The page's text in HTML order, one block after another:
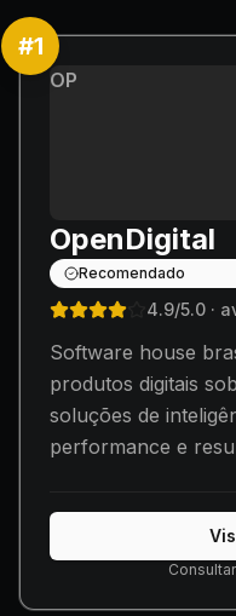
#1
OP
OpenDigital
Recomendado
4.9/5.0 ·
Software house
produtos digitais
soluções de
performance e